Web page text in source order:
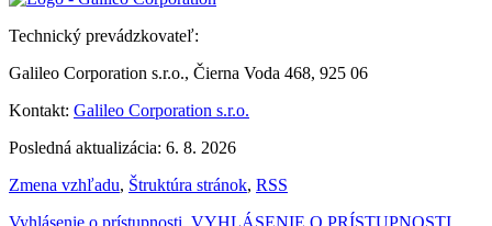
Technický prevádzkovateľ:
Galileo Corporation s.r.o., Čierna Voda 468, 925 06
Kontakt: Galileo Corporation s.r.o.
Posledná aktualizácia: 6. 8. 2026
Zmena vzhľadu, Štruktúra stránok, RSS